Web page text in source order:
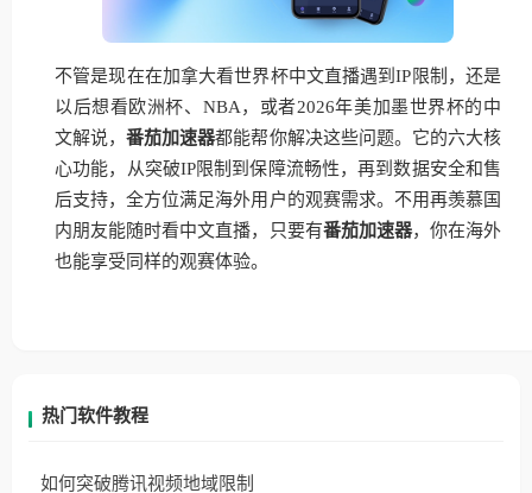
不管是现在在加拿大看世界杯中文直播遇到IP限制，还是
以后想看欧洲杯、NBA，或者2026年美加墨世界杯的中
文解说，番茄加速器都能帮你解决这些问题。它的六大核
心功能，从突破IP限制到保障流畅性，再到数据安全和售
后支持，全方位满足海外用户的观赛需求。不用再羡慕国
内朋友能随时看中文直播，只要有番茄加速器，你在海外
也能享受同样的观赛体验。
热门软件教程
如何突破腾讯视频地域限制